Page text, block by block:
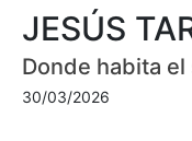
JESÚS
Donde habita
30/03/2026